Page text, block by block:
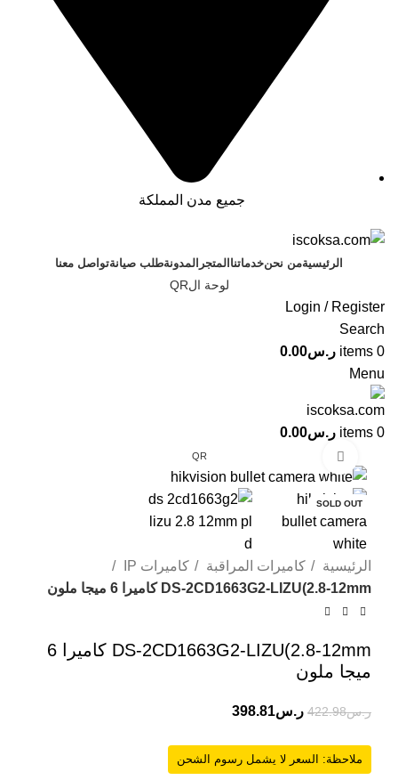
جميع مدن المملكة
الرئيسيةمن نحنخدماتنا المتجر المدونةطلب صيانةتواصل معنا
لوحة الQR
Login / Register
Search
0
items ر.س0.00
Menu
0
items ر.س0.00
QR
-6%
SOLD OUT
الرئيسية كاميرات المراقبة
كاميرات IP
DS-2CD1663G2-LIZU(2.8-12mm كاميرا 6 ميجا ملون
DS-2CD1663G2-LIZU(2.8-12mm كاميرا 6
ميجا ملون
ر.س422.98 ر.س398.81
ملاحظة: السعر لا يشمل رسوم الشحن